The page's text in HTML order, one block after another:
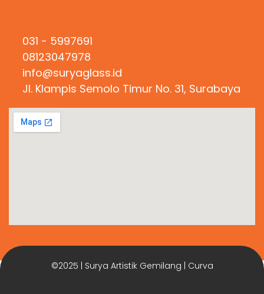
031 - 5997691
08123047978
info@suryaglass.id
Jl. Klampis Semolo Timur No. 31, Surabaya
©2025 | Surya Artistik Gemilang | Curva